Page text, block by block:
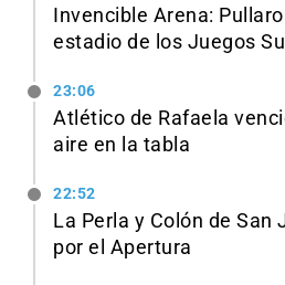
Invencible Arena:
estadio de los Juegos
23:06
Atlético de Rafaela
aire en la tabla
22:52
La Perla y Colón de San
por el Apertura